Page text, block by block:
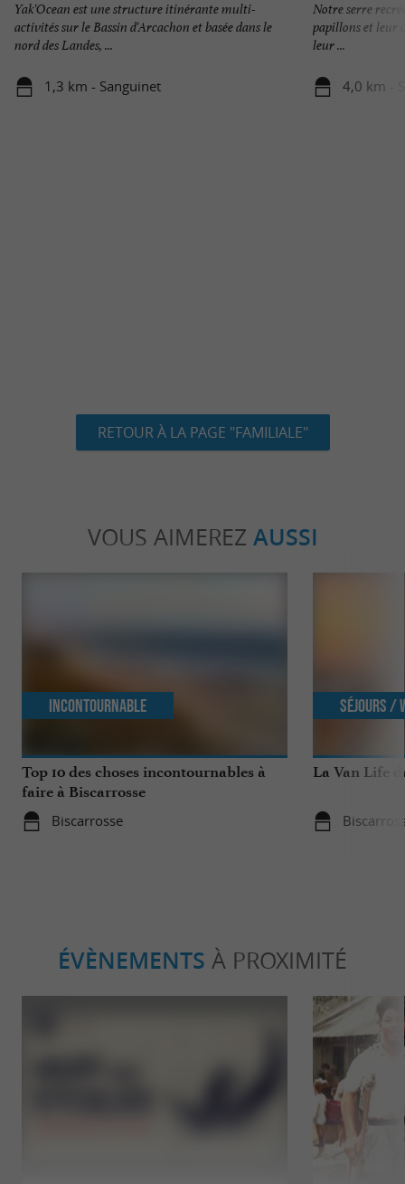
Yak'Ocean est une structure itinérante multi-
activités sur le Bassin d'Arcachon et basée dans le
nord des Landes, ...
1,3 km - Sanguinet
Notre serre
papillons et leur
leur ...
4,0 km -
RETOUR À LA PAGE "FAMILIALE"
VOUS AIMEREZ AUSSI
Top 10 des choses incontournables à
faire à Biscarrosse
Biscarrosse
Incontournable
La Van Life
Séjours /
ÉVÈNEMENTS À PROXIMITÉ